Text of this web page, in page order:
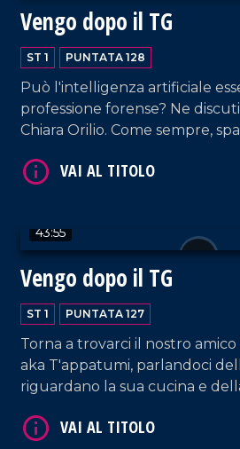
Vengo dopo il TG
ST 1 PUNTATA 128
Può l'intelligenza artificiale
professione forense? Ne
Chiara Orilio. Come sempre,
coppia Cosentino-Pagano. In
43:55
Vengo dopo il TG
ST 1 PUNTATA 127
Torna a trovarci il nostro amico
aka T'appatumi, parlandoci
riguardano la sua cucina e
VAI AL TITOLO